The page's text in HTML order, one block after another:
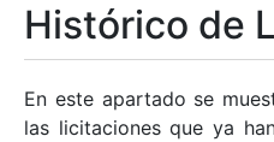
Mostrar/Ocultar
Histórico de
En este apartado se
las licitaciones que ya